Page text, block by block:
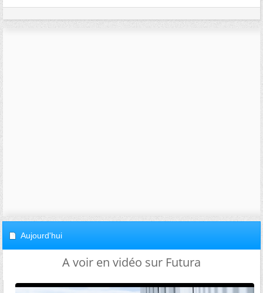
Aujourd'hui
A voir en vidéo sur Futura